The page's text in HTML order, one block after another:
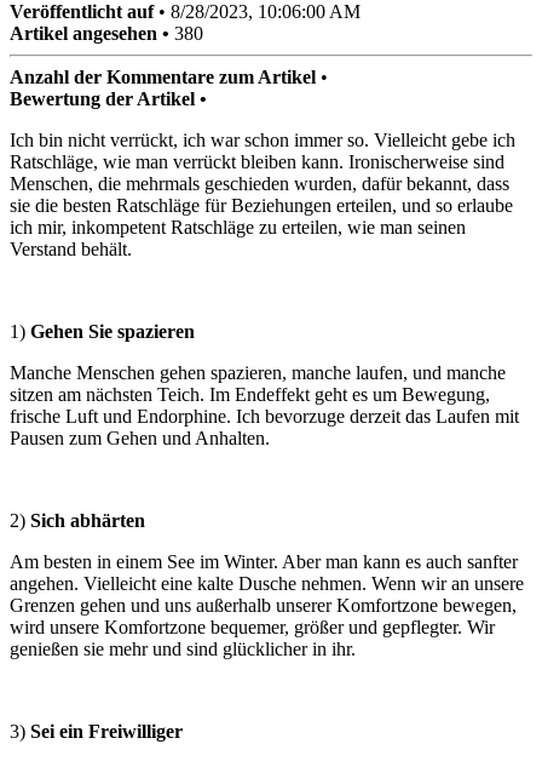
Veröffentlicht auf• 8/28/2023, 10:06:00 AM
Artikel angesehen • 380
Anzahl der Kommentare zum Artikel •
Bewertung der Artikel •
Ich bin nicht verrückt, ich war schon immer so. Vielleicht gebe ich
Ratschläge, wie man verrückt bleiben kann. Ironischerweise sind
Menschen, die mehrmals geschieden wurden, dafür bekannt, dass
sie die besten Ratschläge für Beziehungen erteilen, und so erlaube
ich mir, inkompetent Ratschläge zu erteilen, wie man seinen
Verstand behält.
1) Gehen Sie spazieren
Manche Menschen gehen spazieren, manche laufen, und manche
sitzen am nächsten Teich. Im Endeffekt geht es um Bewegung,
frische Luft und Endorphine. Ich bevorzuge derzeit das Laufen mit
Pausen zum Gehen und Anhalten.
2) Sich abhärten
Am besten in einem See im Winter. Aber man kann es auch sanfter
angehen. Vielleicht eine kalte Dusche nehmen. Wenn wir an unsere
Grenzen gehen und uns außerhalb unserer Komfortzone bewegen,
wird unsere Komfortzone bequemer, größer und gepflegter. Wir
genießen sie mehr und sind glücklicher in ihr.
3) Sei ein Freiwilliger